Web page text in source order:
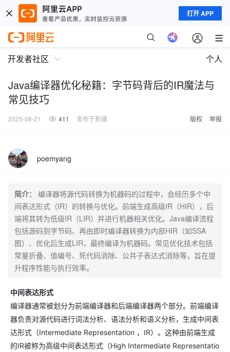
打开 APP
开发者社区 个人
Java编译器优化秘籍：字节码背后的IR魔法与
常见技巧
2025-08-21 411 发布于新疆 版权 举报
poemyang
简介：
编译器将源代码转换为机器码的过程中，会经历多个中
间表达形式（IR）的转换与优化。前端生成高级IR（HIR），后
端将其转为低级IR（LIR）并进行机器相关优化。Java编译流程
包括源码到字节码、再由即时编译器转换为内部HIR（如SSA
图）、优化后生成LIR，最终编译为机器码。常见优化技术包括
常量折叠、值编号、死代码消除、公共子表达式消除等，旨在提
升程序性能与执行效率。
中间表达形式
编译器通常被划分为前端编译器和后端编译器两个部分。前端编译
器负责对源代码进行词法分析、语法分析和语义分析，生成中间表
达形式（Intermediate Representation ，IR）。这种由前端生成
的IR被称为高级中间表达形式（High Intermediate Representatio